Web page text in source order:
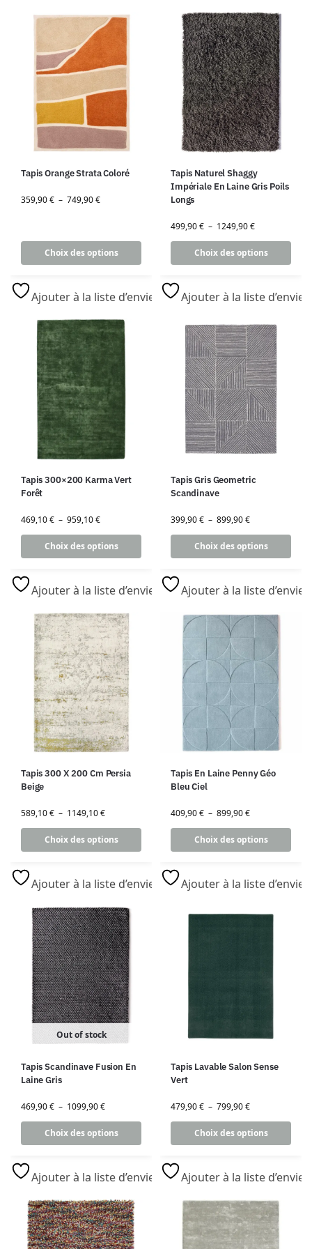
Tapis Orange Strata Coloré
359,90€ – 749,90€
Choix des options
Ajouter à la liste d’envies
Tapis Naturel Shaggy
Impériale En Laine Gris Poils
Longs
499,90€ – 1249,90€
Choix des options
Ajouter à la liste d’envies
Tapis 300×200 Karma Vert
Forêt
469,10€ – 959,10€
Choix des options
Ajouter à la liste d’envies
Tapis Gris Geometric
Scandinave
399,90€ – 899,90€
Choix des options
Ajouter à la liste d’envies
Tapis 300 X 200 Cm Persia
Beige
589,10€ – 1149,10€
Choix des options
Ajouter à la liste d’envies
Tapis En Laine Penny Géo
Bleu Ciel
409,90€ – 899,90€
Choix des options
Ajouter à la liste d’envies
Out of stock
Tapis Scandinave Fusion En
Laine Gris
469,90€ – 1099,90€
Choix des options
Ajouter à la liste d’envies
Tapis Lavable Salon Sense
Vert
479,90€ – 799,90€
Choix des options
Ajouter à la liste d’envies